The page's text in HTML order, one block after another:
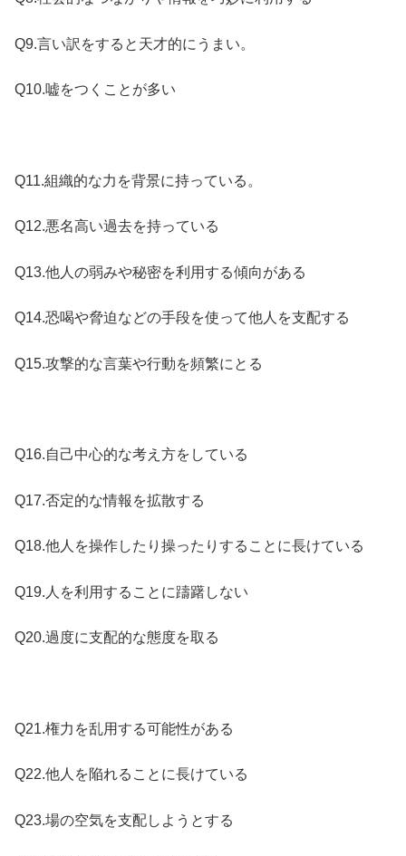
Q9.言い訳をすると天才的にうまい。
Q10.嘘をつくことが多い
Q11.組織的な力を背景に持っている。
Q12.悪名高い過去を持っている
Q13.他人の弱みや秘密を利用する傾向がある
Q14.恐喝や脅迫などの手段を使って他人を支配する
Q15.攻撃的な言葉や行動を頻繁にとる
Q16.自己中心的な考え方をしている
Q17.否定的な情報を拡散する
Q18.他人を操作したり操ったりすることに長けている
Q19.人を利用することに躊躇しない
Q20.過度に支配的な態度を取る
Q21.権力を乱用する可能性がある
Q22.他人を陥れることに長けている
Q23.場の空気を支配しようとする